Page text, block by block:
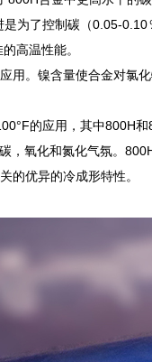
为了控制碳（0.05-
高温性能。
用。镍含量使合金对氯
的应用，其中800H
，氧化和氮化气氛。
的优异的冷成形特性。